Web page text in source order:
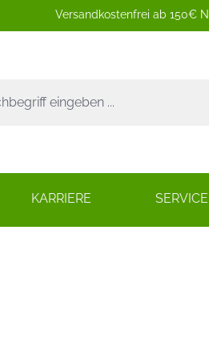
Versandkostenfrei ab 150€
KARRIERE SERVICE